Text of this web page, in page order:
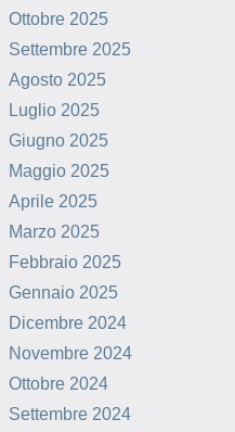
Ottobre 2025
Settembre 2025
Agosto 2025
Luglio 2025
Giugno 2025
Maggio 2025
Aprile 2025
Marzo 2025
Febbraio 2025
Gennaio 2025
Dicembre 2024
Novembre 2024
Ottobre 2024
Settembre 2024